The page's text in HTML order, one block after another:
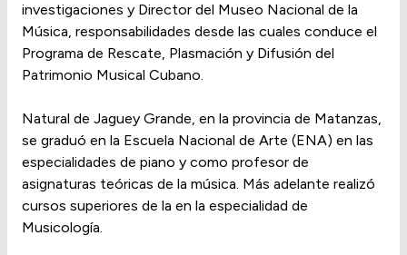
investigaciones y Director del Museo Nacional de la
Música, responsabilidades desde las cuales conduce el
Programa de Rescate, Plasmación y Difusión del
Patrimonio Musical Cubano.
Natural de Jaguey Grande, en la provincia de Matanzas,
se graduó en la Escuela Nacional de Arte (ENA) en las
especialidades de piano y como profesor de
asignaturas teóricas de la música. Más adelante realizó
cursos superiores de la en la especialidad de
Musicología.